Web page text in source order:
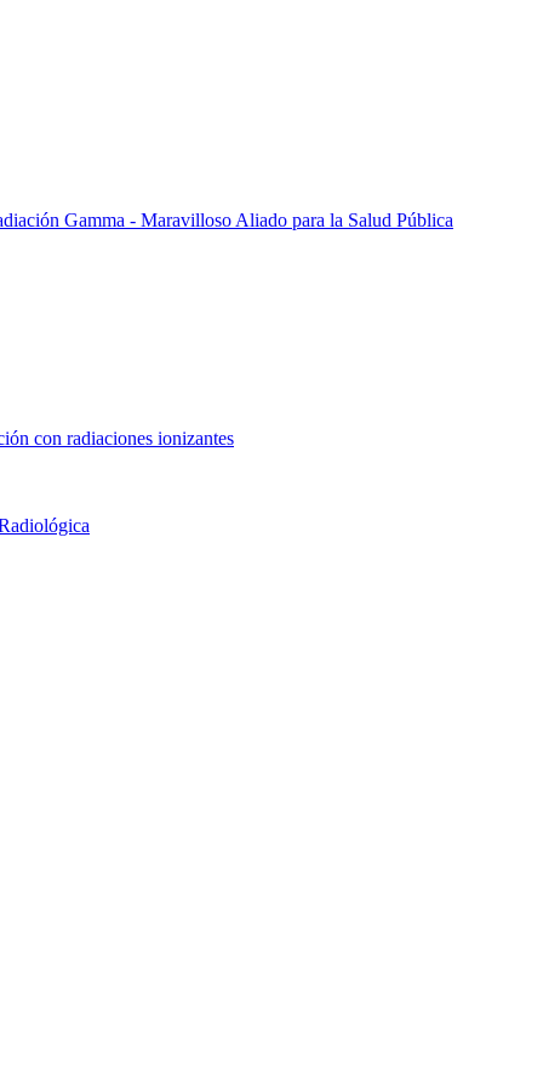
Gamma - Maravilloso Aliado para la Salud Pública
con radiaciones ionizantes